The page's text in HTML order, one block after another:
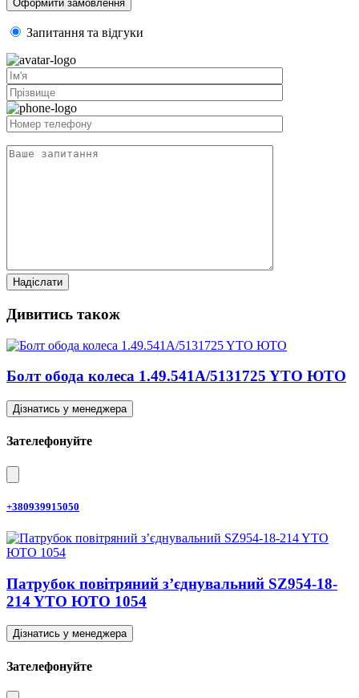
Запитання та вiдгуки
Дивитись також
Болт обода колеса 1.49.541A/5131725 YTO ЮТО
Дізнатись у менеджера
Зателефонуйте
+380939915050
Патрубок повітряний з’єднувальний SZ954-18-
214 YTO ЮТО 1054
Дізнатись у менеджера
Зателефонуйте